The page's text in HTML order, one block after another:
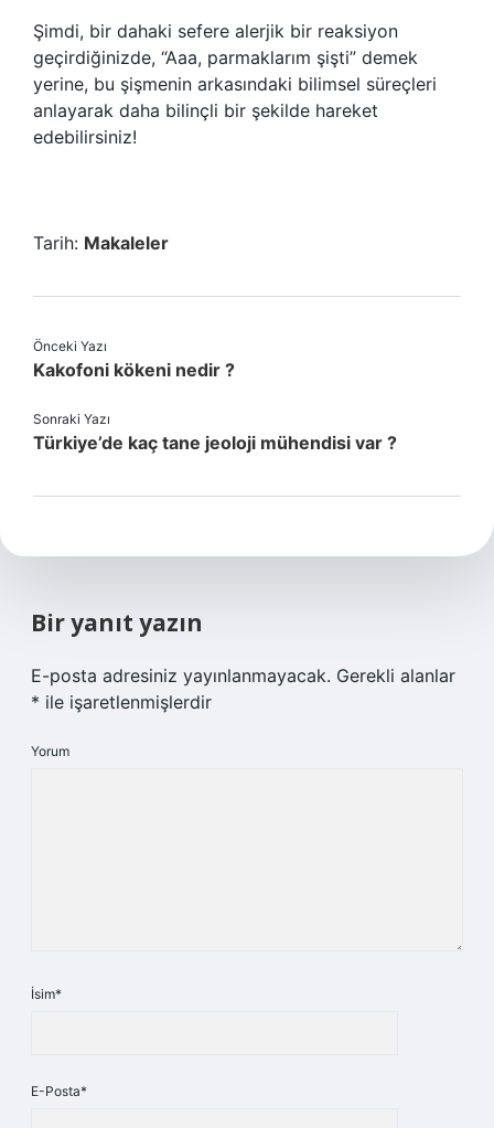
Şimdi, bir dahaki sefere alerjik bir reaksiyon
geçirdiğinizde, “Aaa, parmaklarım şişti” demek
yerine, bu şişmenin arkasındaki bilimsel süreçleri
anlayarak daha bilinçli bir şekilde hareket
edebilirsiniz!
Tarih: Makaleler
Önceki Yazı
Kakofoni kökeni nedir ?
Sonraki Yazı
Türkiye’de kaç tane jeoloji mühendisi var ?
Bir yanıt yazın
E-posta adresiniz yayınlanmayacak. Gerekli alanlar
* ile işaretlenmişlerdir
Yorum
İsim*
E-Posta*